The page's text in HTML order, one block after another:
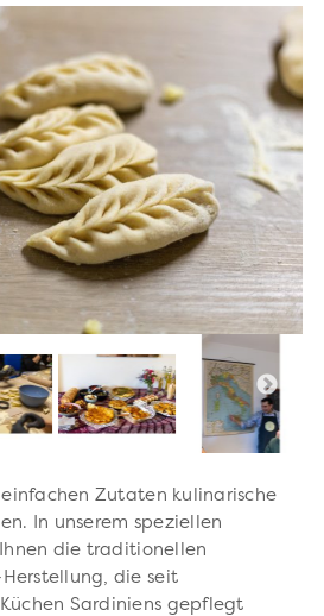
einfachen Zutaten kulinarische
In unserem speziellen
die traditionellen
die seit
Sardiniens gepflegt